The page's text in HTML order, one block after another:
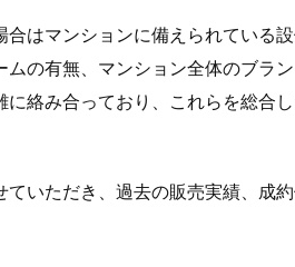
合はマンションに備えられている
ムの有無、マンション全体のブラ
絡み合っており、これらを総合
ていただき、過去の販売実績、成